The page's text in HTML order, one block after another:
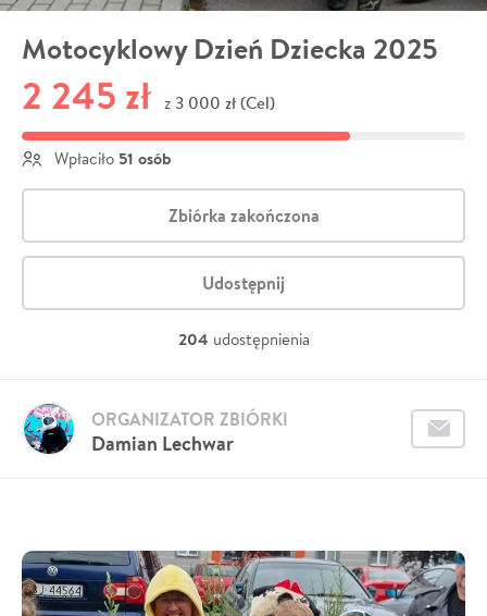
Motocyklowy Dzień Dziecka 2025
2 245 zł z 3 000 zł (Cel)
Wpłaciło 51 osób
Zbiórka zakończona
Udostępnij
204 udostępnienia
Damian Lechwar
ORGANIZATOR ZBIÓRKI